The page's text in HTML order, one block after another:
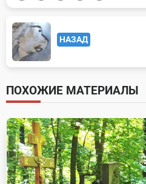
<span
class="nav-
subtitle
screen-
reader-
text">Page</span>
НАЗАД
ПОХОЖИЕ МАТЕРИАЛЫ